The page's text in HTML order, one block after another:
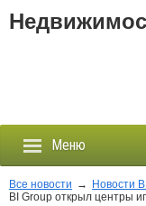
Меню
Все новости → Новости
BI Group открыл центры